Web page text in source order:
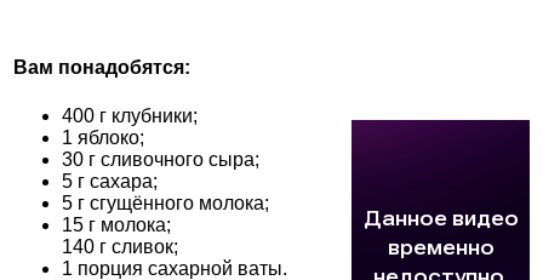
Вам понадобятся:
400 г клубники;
1 яблоко;
30 г сливочного сыра;
5 г сахара;
5 г сгущённого молока;
15 г молока;
140 г сливок;
1 порция сахарной ваты.